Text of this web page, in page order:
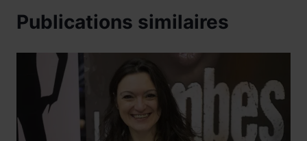
Publications similaires